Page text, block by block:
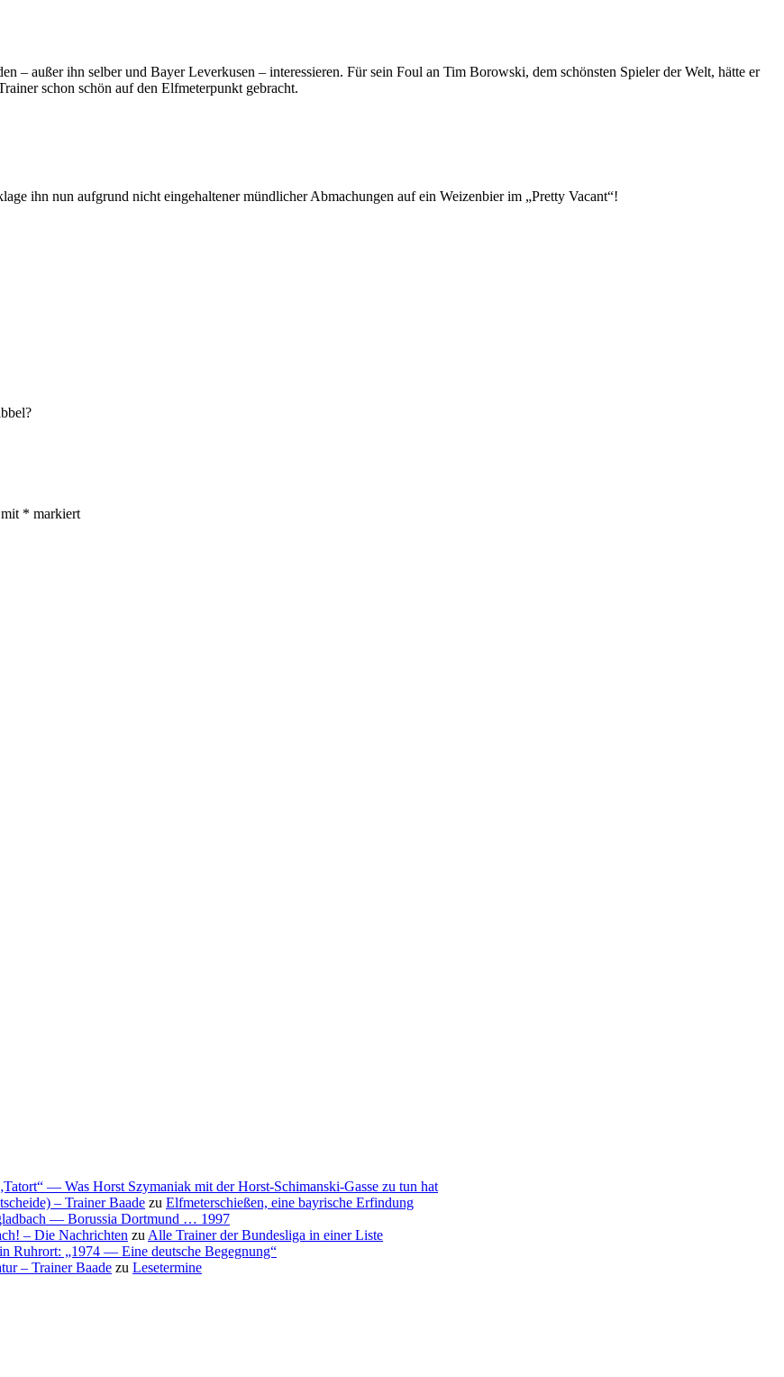
– außer ihn selber und Bayer Leverkusen – interessieren. Für sein Foul an Tim Borowski, dem schönsten Spieler der Welt, hätte er
schon schön auf den Elfmeterpunkt gebracht.
ihn nun aufgrund nicht eingehaltener mündlicher Abmachungen auf ein Weizenbier im „Pretty Vacant“!
* markiert
— Was Horst Szymaniak mit der Horst-Schimanski-Gasse zu tun hat
– Trainer Baade zu Elfmeterschießen, eine bayrische Erfindung
— Borussia Dortmund … 1997
– Die Nachrichten zu Alle Trainer der Bundesliga in einer Liste
Ruhrort: „1974 — Eine deutsche Begegnung“
– Trainer Baade zu Lesetermine